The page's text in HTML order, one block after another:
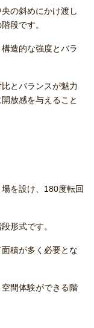
の斜めにかけ渡し
段です。
造的な強度とバラ
とバランスが魅力
放感を与えること
を設け、180度転回
形式です。
積が多く必要とな
間体験ができる階